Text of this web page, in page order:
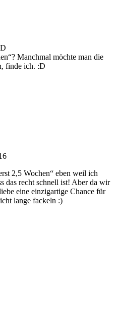
Manchmal möchte man die
finde ich. :D
2,5 Wochen“ eben weil ich
das recht schnell ist! Aber da wir
eine einzigartige Chance für
lange fackeln :)